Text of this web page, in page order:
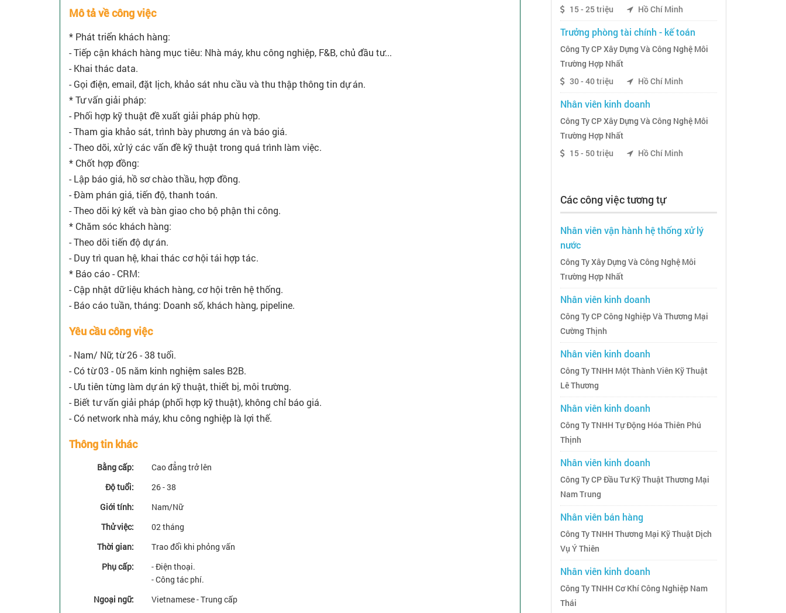
Mô tả về công việc
* Phát triển khách hàng:
- Tiếp cận khách hàng mục tiêu: Nhà máy, khu công nghiệp, F&B, chủ đầu tư...
- Khai thác data.
- Gọi điện, email, đặt lịch, khảo sát nhu cầu và thu thập thông tin dự án.
* Tư vấn giải pháp:
- Phối hợp kỹ thuật đề xuất giải pháp phù hợp.
- Tham gia khảo sát, trình bày phương án và báo giá.
- Theo dõi, xử lý các vấn đề kỹ thuật trong quá trình làm việc.
* Chốt hợp đồng:
- Lập báo giá, hồ sơ chào thầu, hợp đồng.
- Đàm phán giá, tiến độ, thanh toán.
- Theo dõi ký kết và bàn giao cho bộ phận thi công.
* Chăm sóc khách hàng:
- Theo dõi tiến độ dự án.
- Duy trì quan hệ, khai thác cơ hội tái hợp tác.
* Báo cáo - CRM:
- Cập nhật dữ liệu khách hàng, cơ hội trên hệ thống.
- Báo cáo tuần, tháng: Doanh số, khách hàng, pipeline.
Yêu cầu công việc
- Nam/ Nữ, từ 26 - 38 tuổi.
- Có từ 03 - 05 năm kinh nghiệm sales B2B.
- Ưu tiên từng làm dự án kỹ thuật, thiết bị, môi trường.
- Biết tư vấn giải pháp (phối hợp kỹ thuật), không chỉ báo giá.
- Có network nhà máy, khu công nghiệp là lợi thế.
Thông tin khác
Bằng cấp:
Cao đẳng trở lên
Độ tuổi:
26 - 38
Giới tính:
Nam/Nữ
Thử việc:
02 tháng
Thời gian:
Trao đổi khi phỏng vấn
Phụ cấp:
- Điện thoại.
- Công tác phí.
Ngoại ngữ:
Vietnamese - Trung cấp
15 - 25 triệu
Hồ Chí Minh
Trưởng phòng tài chính - kế toán
Công Ty CP Xây Dựng Và Công Nghệ Môi
Trường Hợp Nhất
30 - 40 triệu
Hồ Chí Minh
Nhân viên kinh doanh
Công Ty CP Xây Dựng Và Công Nghệ Môi
Trường Hợp Nhất
15 - 50 triệu
Hồ Chí Minh
Các công việc tương tự
Nhân viên vận hành hệ thống xử lý
nước
Công Ty Xây Dựng Và Công Nghệ Môi
Trường Hợp Nhất
Nhân viên kinh doanh
Công Ty CP Công Nghiệp Và Thương Mại
Cường Thịnh
Nhân viên kinh doanh
Công Ty TNHH Một Thành Viên Kỹ Thuật
Lê Thương
Nhân viên kinh doanh
Công Ty TNHH Tự Động Hóa Thiên Phú
Thịnh
Nhân viên kinh doanh
Công Ty CP Đầu Tư Kỹ Thuật Thương Mại
Nam Trung
Nhân viên bán hàng
Công Ty TNHH Thương Mại Kỹ Thuật Dịch
Vụ Ý Thiên
Nhân viên kinh doanh
Công Ty TNHH Cơ Khí Công Nghiệp Nam
Thái